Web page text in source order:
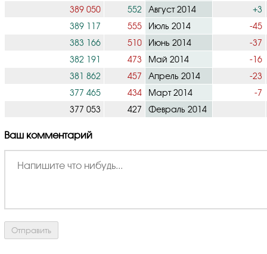
389 050
552 Август 2014
+3
389 117
555 Июль 2014
-45
383 166
510 Июнь 2014
-37
382 191
473 Май 2014
-16
381 862
457 Апрель 2014
-23
377 465
434 Март 2014
-7
377 053
427 Февраль 2014
Ваш комментарий